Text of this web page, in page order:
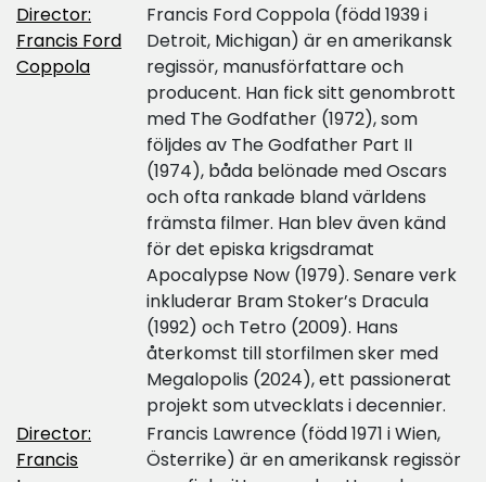
Director:
Francis Ford
Coppola
Francis Ford Coppola (född 1939 i
Detroit, Michigan) är en amerikansk
regissör, manusförfattare och
producent. Han fick sitt genombrott
med The Godfather (1972), som
följdes av The Godfather Part II
(1974), båda belönade med Oscars
och ofta rankade bland världens
främsta filmer. Han blev även känd
för det episka krigsdramat
Apocalypse Now (1979). Senare verk
inkluderar Bram Stoker’s Dracula
(1992) och Tetro (2009). Hans
återkomst till storfilmen sker med
Megalopolis (2024), ett passionerat
projekt som utvecklats i decennier.
Director:
Francis
Francis Lawrence (född 1971 i Wien,
Österrike) är en amerikansk regissör